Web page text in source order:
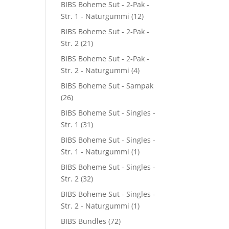
BIBS Boheme Sut - 2-Pak -
Str. 1 - Naturgummi (12)
BIBS Boheme Sut - 2-Pak -
Str. 2 (21)
BIBS Boheme Sut - 2-Pak -
Str. 2 - Naturgummi (4)
BIBS Boheme Sut - Sampak
(26)
BIBS Boheme Sut - Singles -
Str. 1 (31)
BIBS Boheme Sut - Singles -
Str. 1 - Naturgummi (1)
BIBS Boheme Sut - Singles -
Str. 2 (32)
BIBS Boheme Sut - Singles -
Str. 2 - Naturgummi (1)
BIBS Bundles (72)